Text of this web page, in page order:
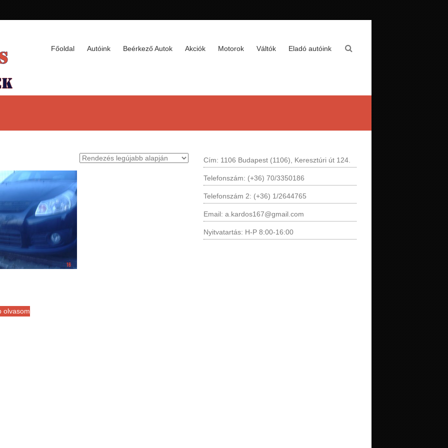
Főoldal Autóink Beérkező Autok Akciók Motorok Váltók Eladó autóink
olvasom
Cím: 1106 Budapest (1106), Keresztúri út 124.
Telefonszám: (+36) 70/3350186
Telefonszám 2: (+36) 1/2644765
Email: a.kardos167@gmail.com
Nyitvatartás: H-P 8:00-16:00